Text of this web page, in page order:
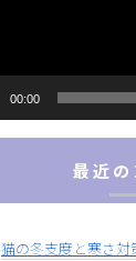
00:00
最近の
猫の冬支度と寒さ